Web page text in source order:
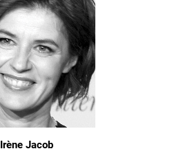
Irène Jacob